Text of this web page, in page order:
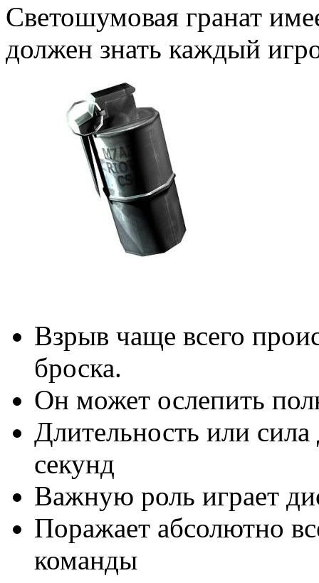
Светошумовая гранат
должен знать каждый
Взрыв чаще всего
броска.
Он может ослепить
Длительность или
секунд
Важную роль играет
Поражает абсолютно
команды